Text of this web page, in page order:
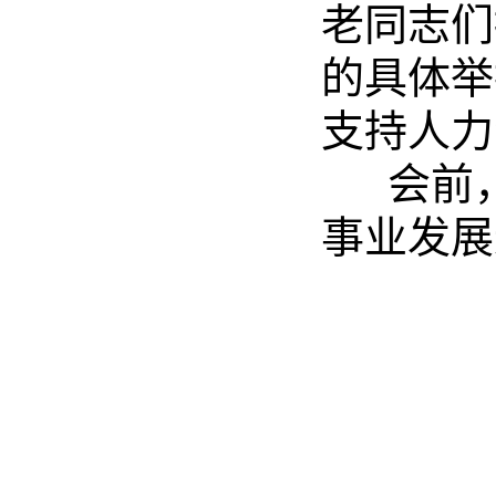
老同志
的具体
支持人
会前，
事业发